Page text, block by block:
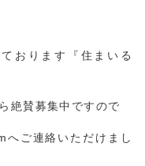
おります『住まいる
絶賛募集中ですので
ご連絡いただけまし